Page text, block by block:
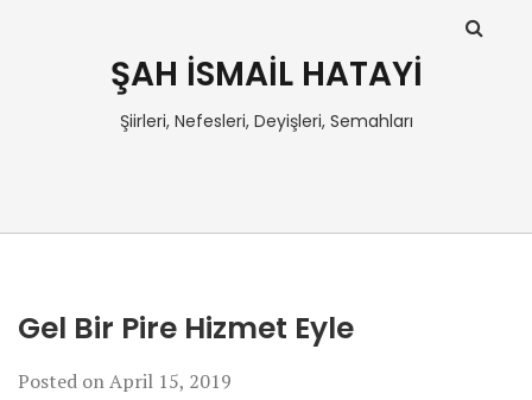
ŞAH İSMAİL HATAYİ
Şiirleri, Nefesleri, Deyişleri, Semahları
Gel Bir Pire Hizmet Eyle
Posted onApril 15, 2019